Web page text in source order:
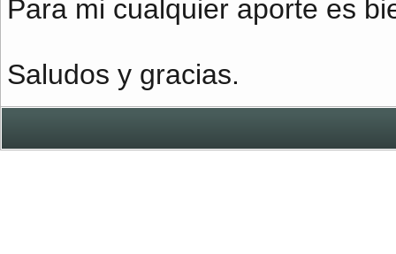
Para mi cualquier aporte es
Saludos y gracias.